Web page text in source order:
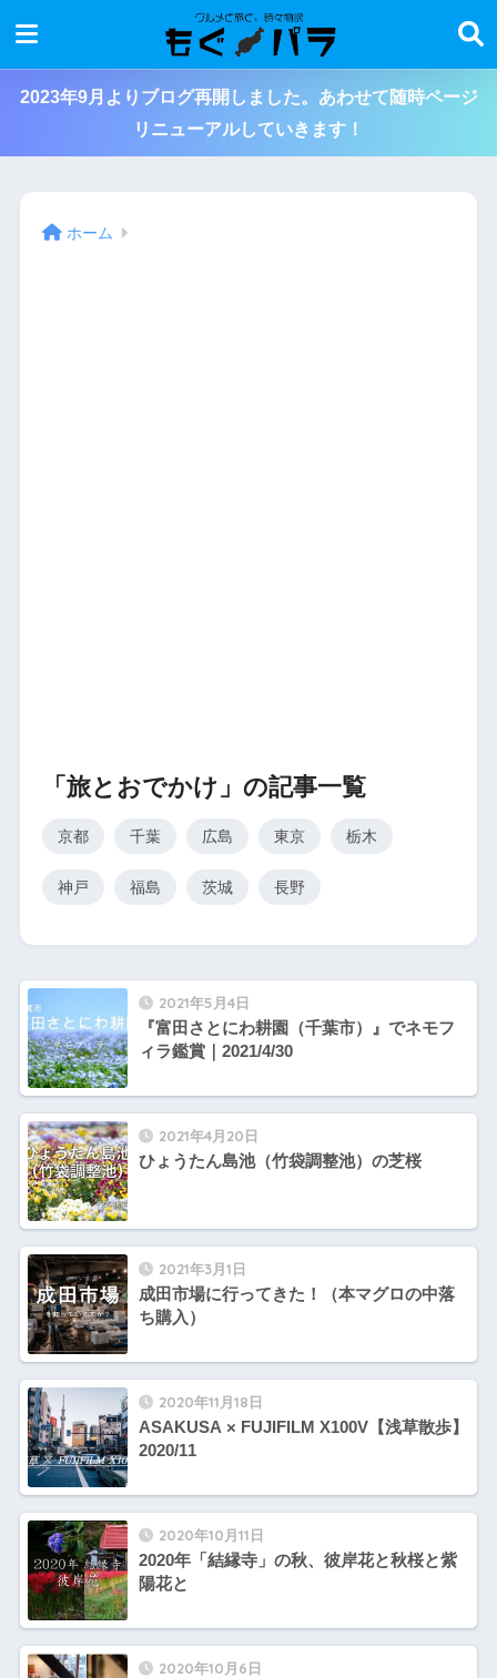
2023年9月よりブログ再開しました。あわせて随時ページ
リニューアルしていきます！
ホーム
「旅とおでかけ」の記事一覧
京都 千葉 広島 東京 栃木
神戸 福島 茨城 長野
2021年5月4日
『富田さとにわ耕園（千葉市）』でネモフ
ィラ鑑賞｜2021/4/30
2021年4月20日
ひょうたん島池（竹袋調整池）の芝桜
2021年3月1日
成田市場に行ってきた！（本マグロの中落
ち購入）
2020年11月18日
ASAKUSA × FUJIFILM X100V【浅草散歩】
2020/11
2020年10月11日
2020年「結縁寺」の秋、彼岸花と秋桜と紫
陽花と
2020年10月6日